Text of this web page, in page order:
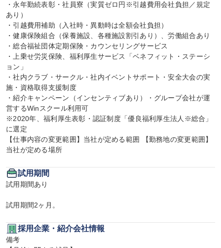
・永年勤続表彰・社員寮（実質ゼロ円※引越費用会社負担／規定
あり）
・引越費用補助（入社時・異動時は全額会社負担）
・健康保険組合（保養施設、各種施設割引あり）、労働組合あり
・総合福祉団体定期保険・カウンセリングサービス
・上乗せ労災保険、福利厚生サービス「ベネフィット・ステーシ
ョン」
・社内クラブ・サークル・社内イベントサポート・安全大会の実
施・資格取得支援制度
・紹介キャンペーン（インセンティブあり）・グループ会社が運
営するWinスクール利用可
※2020年、福利厚生表彰・認証制度「優良福利厚生法人※総合」
に選定
【仕事内容の変更範囲】当社が定める範囲 【勤務地の変更範囲】
当社が定める場所
試用期間
試用期間あり
試用期間2ヶ月。
採用企業・紹介会社情報
備考